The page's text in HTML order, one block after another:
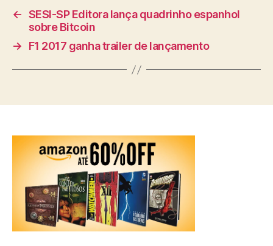
← SESI-SP Editora lança quadrinho espanhol
sobre Bitcoin
→
F1 2017 ganha trailer de lançamento